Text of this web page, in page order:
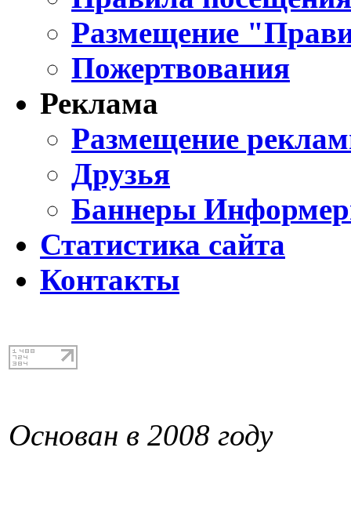
Размещение
Пожертвования
Реклама
Размещение
Друзья
Баннеры
Статистика сайта
Контакты
Основан в 2008 году